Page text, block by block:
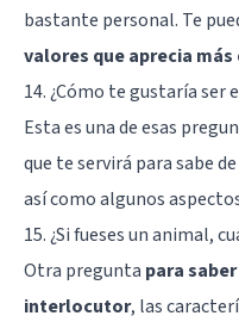
bastante personal. Te
valores que aprecia
14. ¿Cómo te gustaría ser
Esta es una de esas
que te servirá para sabe
así como algunos
15. ¿Si fueses un animal,
Otra pregunta para
interlocutor, las